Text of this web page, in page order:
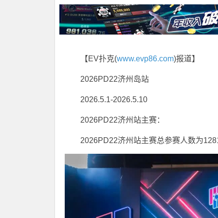
【EV扑克(www.evp86.com)报道】
2026PD22济州岛站
2026.5.1-2026.5.10
2026PD22济州站主赛：
2026PD22济州站主赛总参赛人数为